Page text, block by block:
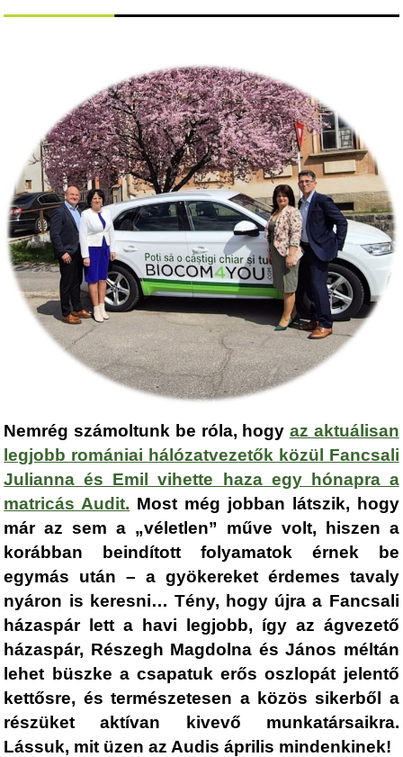
Nemrég számoltunk be róla, hogy az aktuálisan
legjobb romániai hálózatvezetők közül Fancsali
Julianna és Emil vihette haza egy hónapra a
matricás Audit. Most még jobban látszik, hogy
már az sem a „véletlen” műve volt, hiszen a
korábban beindított folyamatok érnek be
egymás után – a gyökereket érdemes tavaly
nyáron is keresni… Tény, hogy újra a Fancsali
házaspár lett a havi legjobb, így az ágvezető
házaspár, Részegh Magdolna és János méltán
lehet büszke a csapatuk erős oszlopát jelentő
kettősre, és természetesen a közös sikerből a
részüket aktívan kivevő munkatársaikra.
Lássuk, mit üzen az Audis április mindenkinek!